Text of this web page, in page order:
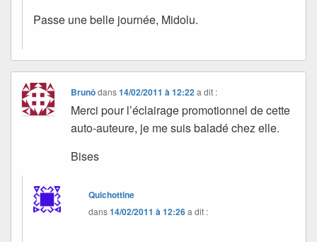
Passe une belle journée, Midolu.
Brunôdans14/02/2011 à 12:22 a dit :
Merci pour l’éclairage promotionnel de cette
auto-auteure, je me suis baladé chez elle.
Bises
Quichottine
dans14/02/2011 à 12:26a dit :